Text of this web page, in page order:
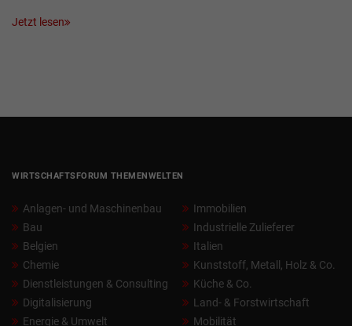
Jetzt lesen
WIRTSCHAFTSFORUM THEMENWELTEN
Anlagen- und Maschinenbau
Bau
Belgien
Chemie
Dienstleistungen & Consulting
Digitalisierung
Energie & Umwelt
Immobilien
Industrielle Zulieferer
Italien
Kunststoff, Metall, Holz & Co.
Küche & Co.
Land- & Forstwirtschaft
Mobilität